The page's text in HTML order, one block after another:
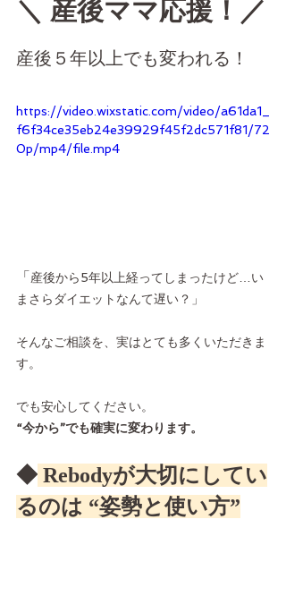
＼ 産後ママ応援！／
産後５年以上でも変われる！
https://video.wixstatic.com/video/a61da1_
f6f34ce35eb24e39929f45f2dc571f81/72
0p/mp4/file.mp4
「産後から5年以上経ってしまったけど…い
まさらダイエットなんて遅い？」
そんなご相談を、実はとても多くいただきま
す。
でも安心してください。
“今から”でも確実に変わります。
◆ Rebodyが大切にしてい
るのは “姿勢と使い方”